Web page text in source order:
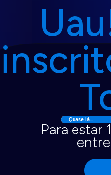
Quase lá...
Para estar